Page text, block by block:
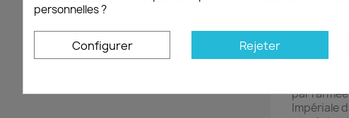
sont
français
Le
par
Impériale
personnelles ?
Configurer Rejeter